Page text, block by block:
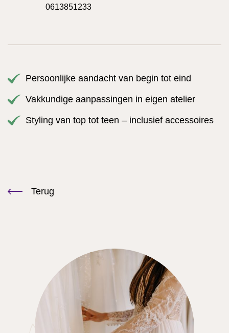
0613851233
Persoonlijke aandacht van begin tot eind
Vakkundige aanpassingen in eigen atelier
Styling van top tot teen – inclusief accessoires
Terug